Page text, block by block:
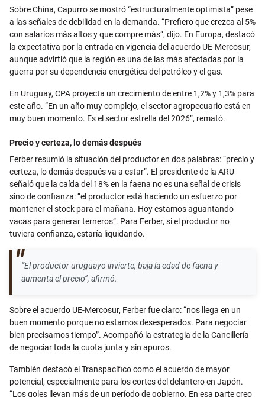
Sobre China, Capurro se mostró “estructuralmente optimista” pese
a las señales de debilidad en la demanda. “Prefiero que crezca al 5%
con salarios más altos y que compre más”, dijo. En Europa, destacó
la expectativa por la entrada en vigencia del acuerdo UE-Mercosur,
aunque advirtió que la región es una de las más afectadas por la
guerra por su dependencia energética del petróleo y el gas.
En Uruguay, CPA proyecta un crecimiento de entre 1,2% y 1,3% para
este año. “En un año muy complejo, el sector agropecuario está en
muy buen momento. Es el sector estrella del 2026”, remató.
Precio y certeza, lo demás después
Ferber resumió la situación del productor en dos palabras: “precio y
certeza, lo demás después va a estar”. El presidente de la ARU
señaló que la caída del 18% en la faena no es una señal de crisis
sino de confianza: “el productor está haciendo un esfuerzo por
mantener el stock para el mañana. Hoy estamos aguantando
vacas para generar terneros”. Para Ferber, si el productor no
tuviera confianza, estaría liquidando.
“El productor uruguayo invierte, baja la edad de faena y
aumenta el precio”, afirmó.
Sobre el acuerdo UE-Mercosur, Ferber fue claro: “nos llega en un
buen momento porque no estamos desesperados. Para negociar
bien precisamos tiempo”. Acompañó la estrategia de la Cancillería
de negociar toda la cuota junta y sin apuros.
También destacó el Transpacífico como el acuerdo de mayor
potencial, especialmente para los cortes del delantero en Japón.
“Los goles llevan más de un período de gobierno. En esa parte creo